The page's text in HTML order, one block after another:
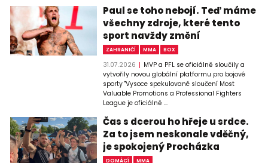
Paul se toho nebojí. Teď máme
všechny zdroje, které tento
sport navždy změní
ZAHRANIČÍ MMA BOX
31.07.2026
MVP a PFL se oficiálně sloučily a
vytvořily novou globální platformu pro bojové
sporty "Vysoce spekulované sloučení Most
Valuable Promotions a Professional Fighters
League je oficiálně ...
Čas s dcerou ho hřeje u srdce.
Za to jsem neskonale vděčný,
je spokojený Procházka
DOMÁCÍ MMA